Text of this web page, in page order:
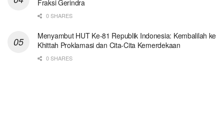
Fraksi Gerindra
0 SHARES
Menyambut HUT Ke-81 Republik Indonesia: Kembalilah ke
Khittah Proklamasi dan Cita-Cita Kemerdekaan
0 SHARES